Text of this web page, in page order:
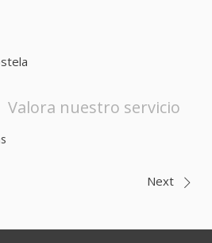
Valora nuestro servicio
Next